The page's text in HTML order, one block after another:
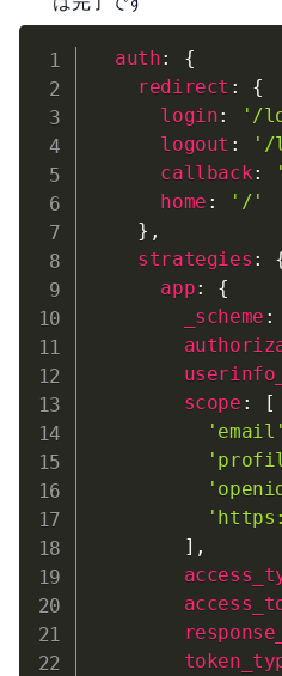
auth:
{
redirect :
{
login: '/
logout : '/
callback:
home :
'/'
} ,
strategies :
app:
{
_scheme :
scope :
[
'email'
] ,